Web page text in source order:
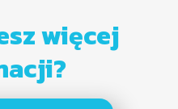
więcej